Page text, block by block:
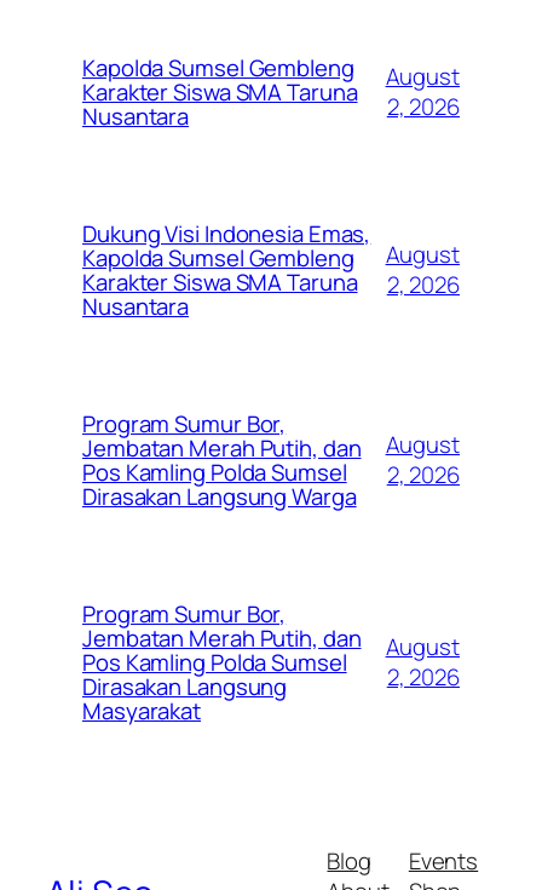
Kapolda Sumsel Gembleng
Karakter Siswa SMA Taruna
Nusantara
August
2, 2026
Dukung Visi Indonesia Emas,
Kapolda Sumsel Gembleng
Karakter Siswa SMA Taruna
Nusantara
August
2, 2026
Program Sumur Bor,
Jembatan Merah Putih, dan
Pos Kamling Polda Sumsel
Dirasakan Langsung Warga
August
2, 2026
Program Sumur Bor,
Jembatan Merah Putih, dan
Pos Kamling Polda Sumsel
Dirasakan Langsung
Masyarakat
August
2, 2026
Blog
Events